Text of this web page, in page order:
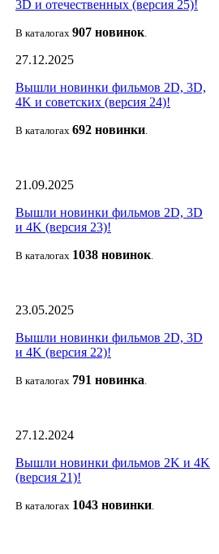
3D и отечественных (версия 25)!
В каталогах 907 новинок.
27.12.2025
Вышли новинки фильмов 2D, 3D,
4K и советских (версия 24)!
В каталогах 692 новинки.
21.09.2025
Вышли новинки фильмов 2D, 3D
и 4K (версия 23)!
В каталогах 1038 новинок.
23.05.2025
Вышли новинки фильмов 2D, 3D
и 4K (версия 22)!
В каталогах 791 новинка.
27.12.2024
Вышли новинки фильмов 2K и 4K
(версия 21)!
В каталогах 1043 новинки.